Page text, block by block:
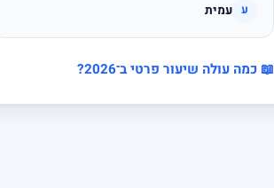
ע עמית
📖 כמה עולה שיעור פרטי ב־2026?